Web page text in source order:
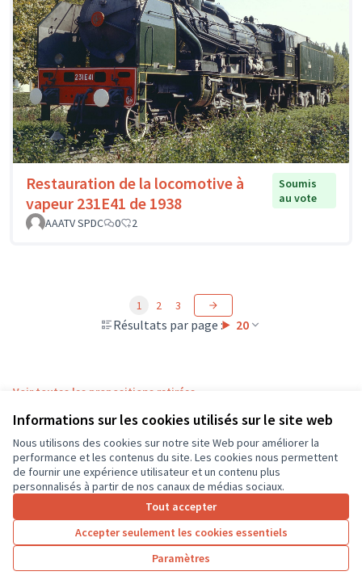
Informations sur les cookies utilisés sur le site web
Nous utilisons des cookies sur notre site Web pour améliorer la
performance et les contenus du site. Les cookies nous permettent
de fournir une expérience utilisateur et un contenu plus
personnalisés à partir de nos canaux de médias sociaux.
Tout accepter
Accepter seulement les cookies essentiels
Paramètres
Restauration de la locomotive à
vapeur 231E41 de 1938
Soumis
au vote
AAATV SPDC
0 2
Résultats par page : 20
1 2 3
Voir toutes les propositions retirées
Conditions d'utilisation
Paramètres des cookies
CD37 sur X
(Lien externe)
CD37 sur Facebook
CD37 sur Instagram
CD37 sur YouTube
(Lien externe)
Site réalisé grâce aulogiciel libre Decidim .
Licence
(Lien